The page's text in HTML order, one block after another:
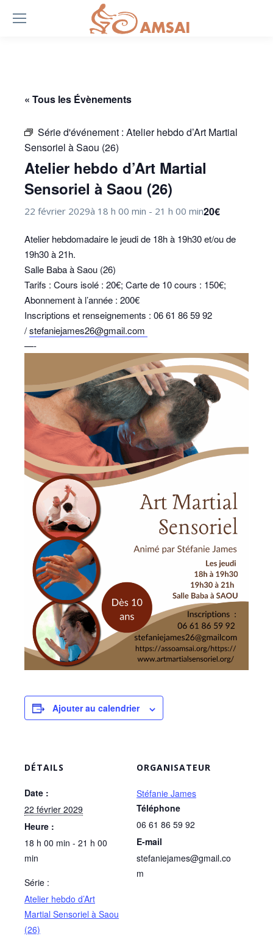
« Tous les Évènements
Série d'événement : Atelier hebdo d’Art Martial
Sensoriel à Saou (26)
Atelier hebdo d’Art Martial
Sensoriel à Saou (26)
22 février 2029à 18 h 00 min - 21 h 00 min20€
Atelier hebdomadaire le jeudi de 18h à 19h30 et/ou de
19h30 à 21h.
Salle Baba à Saou (26)
Tarifs : Cours isolé : 20€; Carte de 10 cours : 150€;
Abonnement à l’année : 200€
Inscriptions et renseignements : 06 61 86 59 92
/stefaniejames26@gmail.com
—-
Ajouter au calendrier
DÉTAILS
Date :
22 février 2029
Heure :
18 h 00 min - 21 h 00
min
Série :
Atelier hebdo d’Art
Martial Sensoriel à Saou
(26)
ORGANISATEUR
Stéfanie James
Téléphone
06 61 86 59 92
E-mail
stefaniejames@gmail.co
m